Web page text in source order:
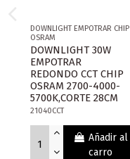
DOWNLIGHT EMPOTRAR CHIP
OSRAM
DOWNLIGHT 30W
EMPOTRAR
REDONDO CCT CHIP
OSRAM 2700-4000-
5700K,CORTE 28CM
21040CCT
Añadir al
carro